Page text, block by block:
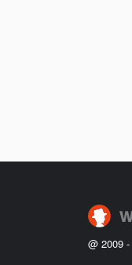
@ 2009 -